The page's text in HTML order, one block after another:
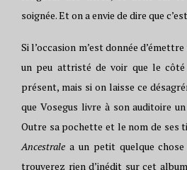
soignée. Et on a envie de dire que
Si l’occasion m’est donnée
un peu attristé de voir que le
présent, mais si on laisse ce
que Vosegus livre à son auditoire
Outre sa pochette et le nom de ses
Ancestrale a un petit quelque
trouverez rien d’inédit sur cet